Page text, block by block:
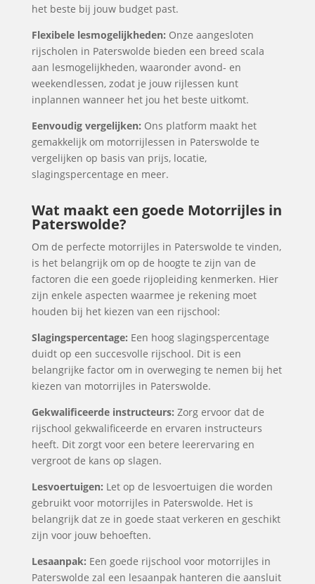
het beste bij jouw budget past.
Flexibele lesmogelijkheden: Onze aangesloten
rijscholen in Paterswolde bieden een breed scala
aan lesmogelijkheden, waaronder avond- en
weekendlessen, zodat je jouw rijlessen kunt
inplannen wanneer het jou het beste uitkomt.
Eenvoudig vergelijken: Ons platform maakt het
gemakkelijk om motorrijlessen in Paterswolde te
vergelijken op basis van prijs, locatie,
slagingspercentage en meer.
Wat maakt een goede Motorrijles in
Paterswolde?
Om de perfecte motorrijles in Paterswolde te vinden,
is het belangrijk om op de hoogte te zijn van de
factoren die een goede rijopleiding kenmerken. Hier
zijn enkele aspecten waarmee je rekening moet
houden bij het kiezen van een rijschool:
Slagingspercentage: Een hoog slagingspercentage
duidt op een succesvolle rijschool. Dit is een
belangrijke factor om in overweging te nemen bij het
kiezen van motorrijles in Paterswolde.
Gekwalificeerde instructeurs: Zorg ervoor dat de
rijschool gekwalificeerde en ervaren instructeurs
heeft. Dit zorgt voor een betere leerervaring en
vergroot de kans op slagen.
Lesvoertuigen: Let op de lesvoertuigen die worden
gebruikt voor motorrijles in Paterswolde. Het is
belangrijk dat ze in goede staat verkeren en geschikt
zijn voor jouw behoeften.
Lesaanpak: Een goede rijschool voor motorrijles in
Paterswolde zal een lesaanpak hanteren die aansluit